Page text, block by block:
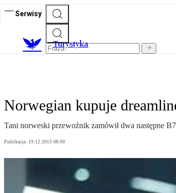
Serwisy
Turystyka
Norwegian kupuje
Tani norweski przewoźnik zamówił dwa następne
Publikacja: 19.12.2013 08:00